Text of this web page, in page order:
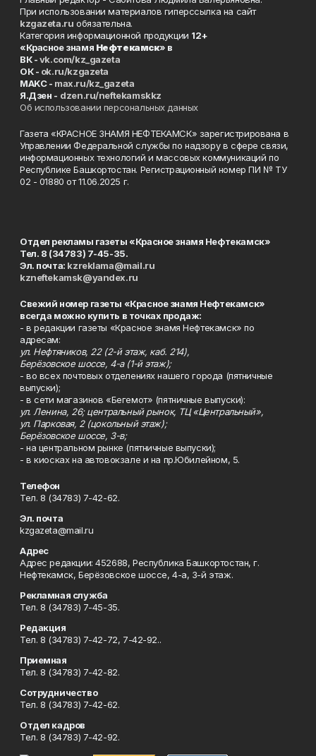
При использовании материалов гиперссылка на сайт
kzgazeta.ru обязательна.
Категория информационной продукции 12+
«Красное знамя Нефтекамск» в
ВК -vk.com/kz_gazeta
ОК - ok.ru/kzgazeta
MAKC - max.ru/kz_gazeta
Я.Дзен - dzen.ru/neftekamskkz
Об использовании персональных данных
Газета «КРАСНОЕ ЗНАМЯ НЕФТЕКАМСК» зарегистрирована в
Управлении Федеральной службы по надзору в сфере связи,
информационных технологий и массовых коммуникаций по
Республике Башкортостан. Регистрационный номер ПИ № ТУ
02 - 01880 от 11.06.2025 г.
Отдел рекламы газеты «Красное знамя Нефтекамск»
Тел. 8 (34783) 7-45-35.
Эл. почта: kzreklama@mail.ru
kzneftekamsk@yandex.ru
Свежий номер газеты «Красное знамя Нефтекамск»
всегда можно купить в точках продаж:
- в редакции газеты «Красное знамя Нефтекамск» по
адресам:
ул. Нефтяников, 22 (2-й этаж, каб. 214),
Берёзовское шоссе, 4-а (1-й этаж);
- во всех почтовых отделениях нашего города (пятничные
выпуски);
- в сети магазинов «Бегемот» (пятничные выпуски):
ул. Ленина, 26; центральный рынок, ТЦ «Центральный»,
ул. Парковая, 2 (цокольный этаж);
Берёзовское шоссе, 3-в;
- на центральном рынке (пятничные выпуски);
- в киосках на автовокзале и на пр.Юбилейном, 5.
Телефон
Тел. 8 (34783) 7-42-62.
Эл. почта
kzgazeta@mail.ru
Адрес
Адрес редакции: 452688, Республика Башкортостан, г.
Нефтекамск, Берёзовское шоссе, 4-а, 3-й этаж.
Рекламная служба
Тел. 8 (34783) 7-45-35.
Редакция
Тел. 8 (34783) 7-42-72, 7-42-92..
Приемная
Тел. 8 (34783) 7-42-82.
Сотрудничество
Тел. 8 (34783) 7-42-62.
Отдел кадров
Тел. 8 (34783) 7-42-92.